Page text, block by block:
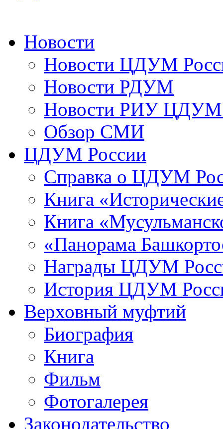
Новости
Новости ЦДУМ
Новости РДУМ
Новости РИУ ЦДУМ
Обзор СМИ
ЦДУМ России
Справка о ЦДУМ
Книга
Книга
«Панорама
Награды ЦДУМ
История ЦДУМ
Верховный муфтий
Биография
Книга
Фильм
Фотогалерея
Законодательство